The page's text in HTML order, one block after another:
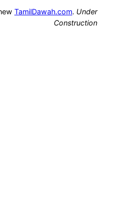
TamilDawah.com. Under
Construction